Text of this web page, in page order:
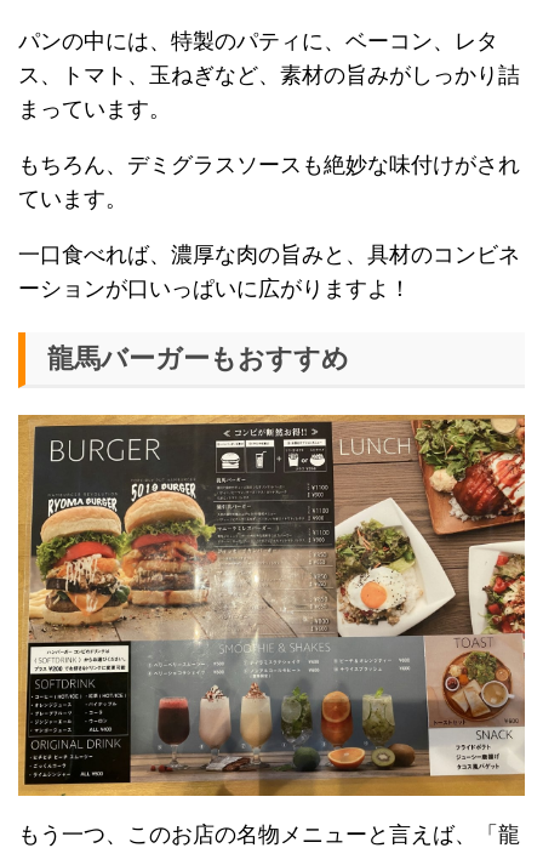
パンの中には、特製のパティに、ベーコン、レタ
ス、トマト、玉ねぎなど、素材の旨みがしっかり詰
まっています。
もちろん、デミグラスソースも絶妙な味付けがされ
ています。
一口食べれば、濃厚な肉の旨みと、具材のコンビネ
ーションが口いっぱいに広がりますよ！
龍馬バーガーもおすすめ
もう一つ、このお店の名物メニューと言えば、「龍